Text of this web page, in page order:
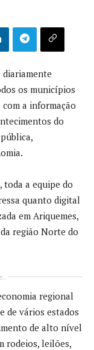
diariamente
os municípios
a informação
do
toda a equipe do
quanto digital
em Ariquemes,
região Norte do
regional
de vários estados
de alto nível
rodeios, leilões,